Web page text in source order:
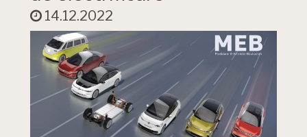
14.12.2022